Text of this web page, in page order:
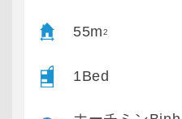
55m2
1Bed